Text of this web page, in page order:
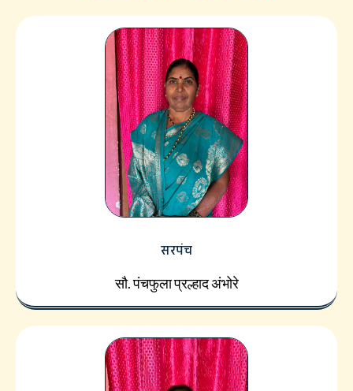
सरपंच
सौ. पंचफुला प्रल्हाद अंभोरे